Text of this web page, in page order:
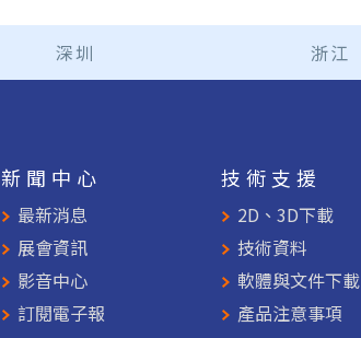
深圳 浙江
新聞中心
最新消息
展會資訊
影音中心
訂閱電子報
技術支援
2D、3D下載
技術資料
軟體與文件下載
產品注意事項